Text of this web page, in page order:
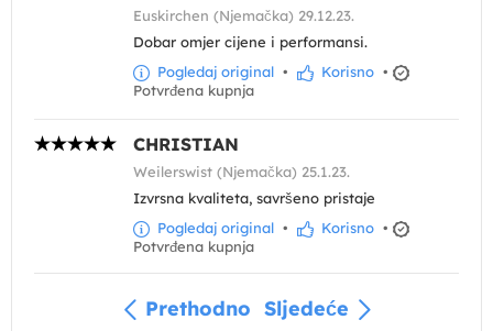
Euskirchen (Njemačka) 29.12.23.
Dobar omjer cijene i performansi.
Pogledaj original • Korisno •
Potvrđena kupnja
CHRISTIAN
Weilerswist (Njemačka) 25.1.23.
Izvrsna kvaliteta, savršeno pristaje
Pogledaj original • Korisno •
Potvrđena kupnja
Prethodno Sljedeće